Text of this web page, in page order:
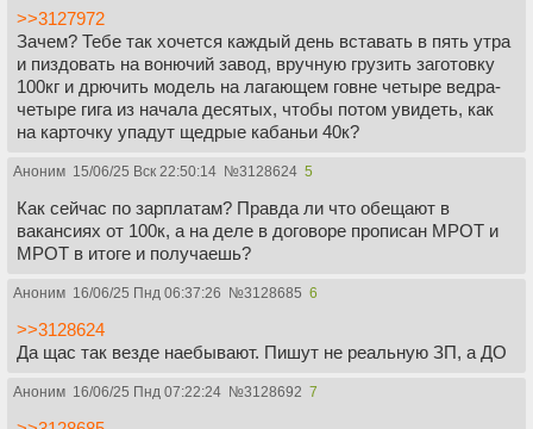
>>3127972
Зачем? Тебе так хочется каждый день вставать в пять утра
и пиздовать на вонючий завод, вручную грузить заготовку
100кг и дрючить модель на лагающем говне четыре ведра-
четыре гига из начала десятых, чтобы потом увидеть, как
на карточку упадут щедрые кабаньи 40к?
Аноним 15/06/25 Вск 22:50:14 №3128624 5
Как сейчас по зарплатам? Правда ли что обещают в
вакансиях от 100к, а на деле в договоре прописан МРОТ и
МРОТ в итоге и получаешь?
Аноним 16/06/25 Пнд 06:37:26 №3128685 6
>>3128624
Да щас так везде наебывают. Пишут не реальную ЗП, а ДО
Аноним 16/06/25 Пнд 07:22:24 №3128692 7